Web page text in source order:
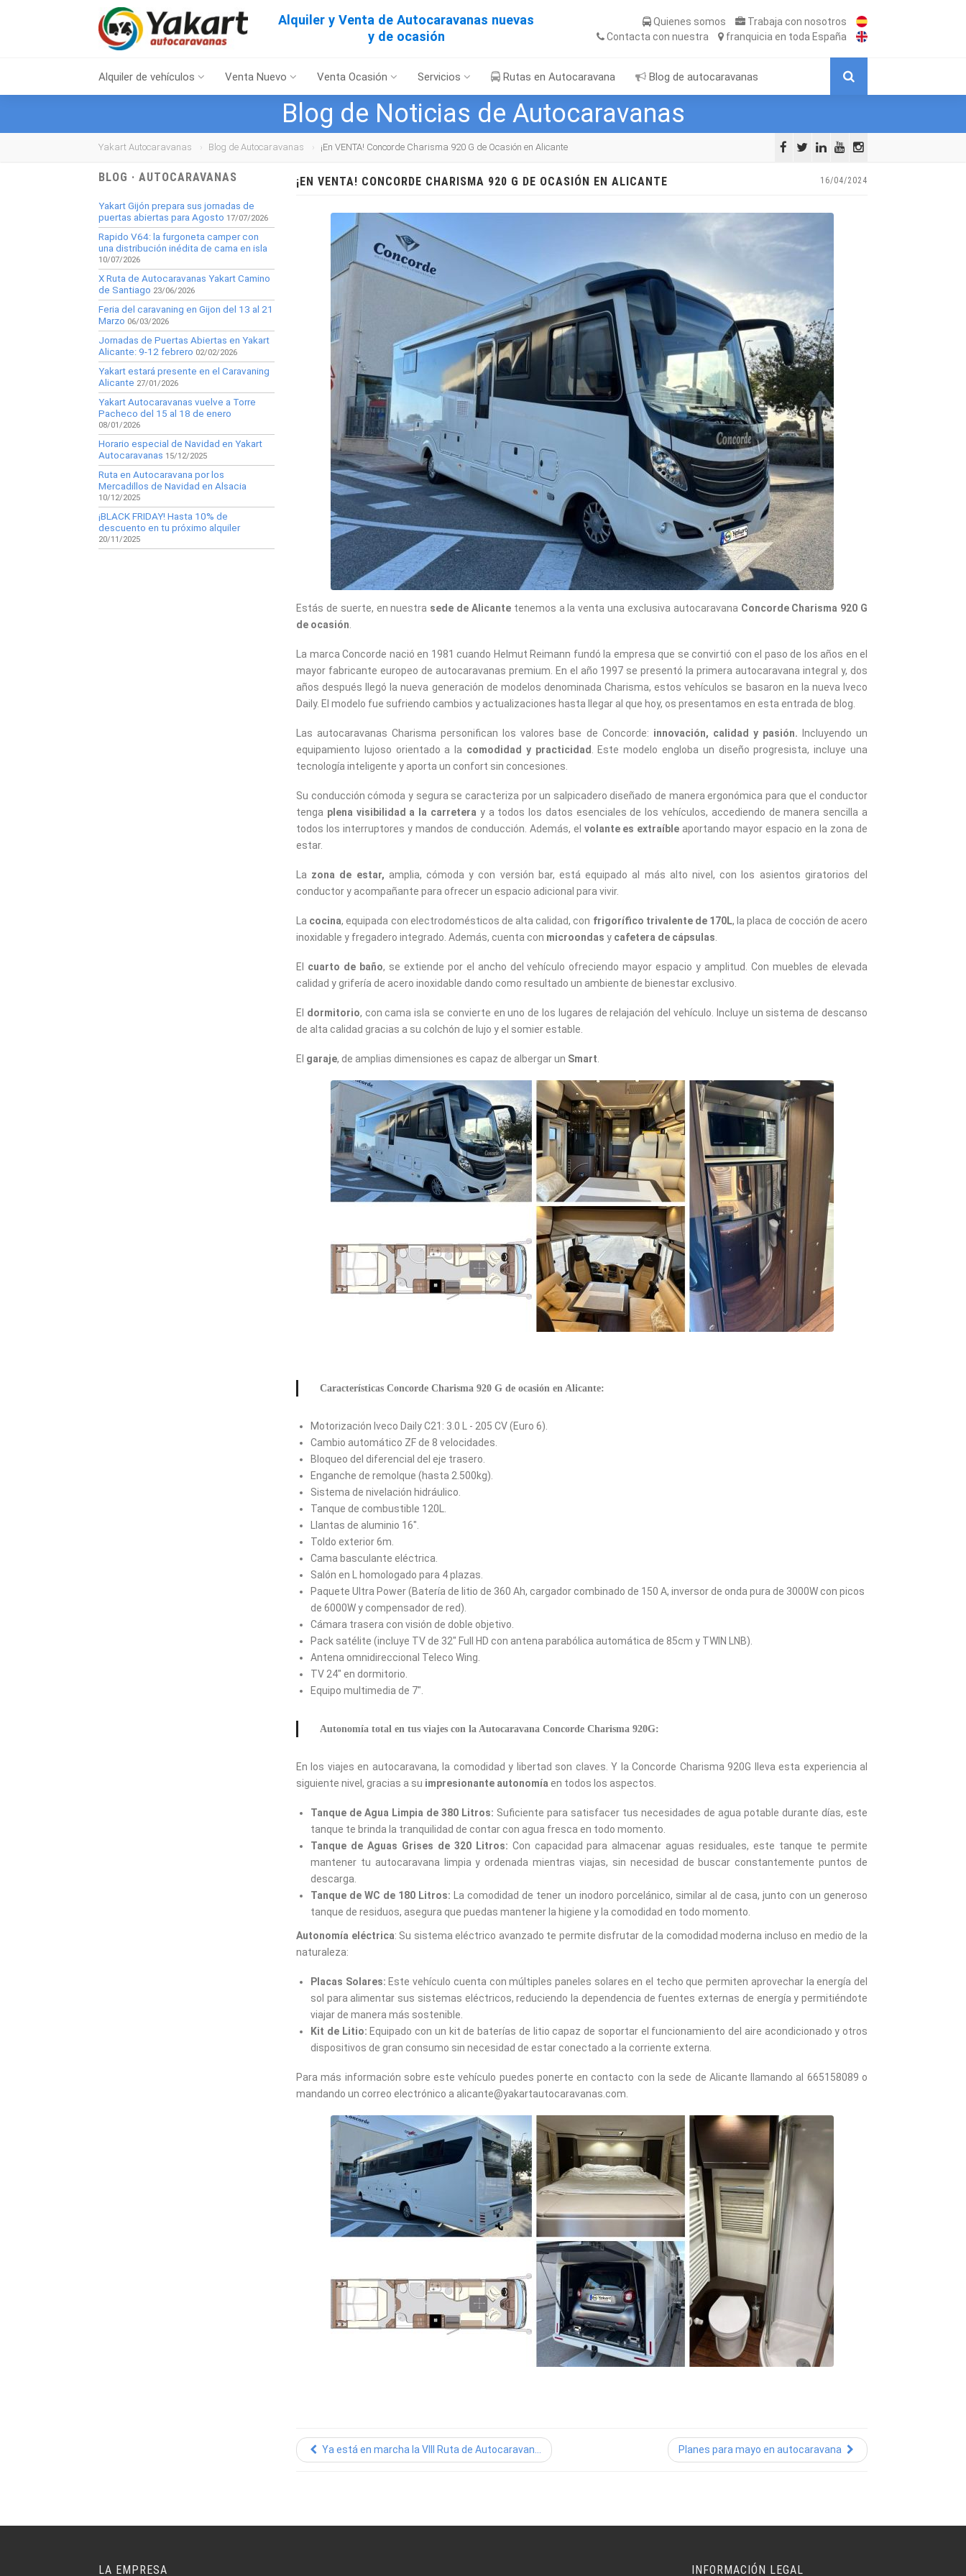
Alquiler y Venta de Autocaravanas nuevas
y de ocasión
Quienes somos Trabaja con nosotros
Contacta con nuestra franquicia en toda España
Alquiler de vehículos Venta Nuevo Venta Ocasión Servicios Rutas en Autocaravana Blog de autocaravanas
Blog de Noticias de Autocaravanas
Yakart Autocaravanas Blog de Autocaravanas ¡En VENTA! Concorde Charisma 920 G de Ocasión en Alicante
BLOG · AUTOCARAVANAS
Yakart Gijón prepara sus jornadas de
puertas abiertas para Agosto 17/07/2026
Rapido V64: la furgoneta camper con
una distribución inédita de cama en isla
10/07/2026
X Ruta de Autocaravanas Yakart Camino
de Santiago 23/06/2026
Feria del caravaning en Gijon del 13 al 21
Marzo 06/03/2026
Jornadas de Puertas Abiertas en Yakart
Alicante: 9-12 febrero 02/02/2026
Yakart estará presente en el Caravaning
Alicante 27/01/2026
Yakart Autocaravanas vuelve a Torre
Pacheco del 15 al 18 de enero
08/01/2026
Horario especial de Navidad en Yakart
Autocaravanas 15/12/2025
Ruta en Autocaravana por los
Mercadillos de Navidad en Alsacia
10/12/2025
¡BLACK FRIDAY! Hasta 10% de
descuento en tu próximo alquiler
20/11/2025
¡EN VENTA! CONCORDE CHARISMA 920 G DE OCASIÓN EN ALICANTE 16/04/2024
Estás de suerte, en nuestra sede de Alicante tenemos a la venta una exclusiva autocaravana Concorde Charisma 920 G
de ocasión
La marca Concorde nació en 1981 cuando Helmut Reimann fundó la empresa que se convirtió con el paso de los años en el
mayor fabricante europeo de autocaravanas premium. En el año 1997 se presentó la primera autocaravana integral y, dos
años después llegó la nueva generación de modelos denominada Charisma, estos vehículos se basaron en la nueva Iveco
Daily. El modelo fue sufriendo cambios y actualizaciones hasta llegar al que hoy, os presentamos en esta entrada de blog.
Las autocaravanas Charisma personifican los valores base de Concorde: innovación, calidad y pasión. Incluyendo un
equipamiento lujoso orientado a la comodidad y practicidad
. Este modelo engloba un diseño progresista, incluye una
tecnología inteligente y aporta un confort sin concesiones.
Su conducción cómoda y segura se caracteriza por un salpicadero diseñado de manera ergonómica para que el conductor
tenga plena visibilidad a la carretera y a todos los datos esenciales de los vehículos, accediendo de manera sencilla a
todos los interruptores y mandos de conducción. Además, el volante es extraíble aportando mayor espacio en la zona de
estar.
La zona de estar, amplia, cómoda y con versión bar, está equipado al más alto nivel, con los asientos giratorios del
conductor y acompañante para ofrecer un espacio adicional para vivir.
La cocina, equipada con electrodomésticos de alta calidad, con frigorífico trivalente de 170L, la placa de cocción de acero
inoxidable y fregadero integrado. Además, cuenta con microondas y cafetera de cápsulas
El cuarto de baño, se extiende por el ancho del vehículo ofreciendo mayor espacio y amplitud. Con muebles de elevada
calidad y grifería de acero inoxidable dando como resultado un ambiente de bienestar exclusivo.
El dormitorio, con cama isla se convierte en uno de los lugares de relajación del vehículo. Incluye un sistema de descanso
de alta calidad gracias a su colchón de lujo y el somier estable.
El garaje, de amplias dimensiones es capaz de albergar un Smart
Características Concorde Charisma 920 G de ocasión en Alicante:
Motorización Iveco Daily C21: 3.0 L - 205 CV (Euro 6).
Cambio automático ZF de 8 velocidades.
Bloqueo del diferencial del eje trasero.
Enganche de remolque (hasta 2.500kg).
Sistema de nivelación hidráulico.
Tanque de combustible 120L.
Llantas de aluminio 16".
Toldo exterior 6m.
Cama basculante eléctrica.
Salón en L homologado para 4 plazas.
Paquete Ultra Power (Batería de litio de 360 Ah, cargador combinado de 150 A, inversor de onda pura de 3000W con picos
de 6000W y compensador de red).
Cámara trasera con visión de doble objetivo.
Pack satélite (incluye TV de 32" Full HD con antena parabólica automática de 85cm y TWIN LNB).
Antena omnidireccional Teleco Wing.
TV 24" en dormitorio.
Equipo multimedia de 7".
Autonomía total en tus viajes con la Autocaravana Concorde Charisma 920G:
En los viajes en autocaravana, la comodidad y libertad son claves. Y la Concorde Charisma 920G lleva esta experiencia al
siguiente nivel, gracias a su impresionante autonomía en todos los aspectos.
Tanque de Agua Limpia de 380 Litros: Suficiente para satisfacer tus necesidades de agua potable durante días, este
tanque te brinda la tranquilidad de contar con agua fresca en todo momento.
Tanque de Aguas Grises de 320 Litros: Con capacidad para almacenar aguas residuales, este tanque te permite
mantener tu autocaravana limpia y ordenada mientras viajas, sin necesidad de buscar constantemente puntos de
descarga.
Tanque de WC de 180 Litros: La comodidad de tener un inodoro porcelánico, similar al de casa, junto con un generoso
tanque de residuos, asegura que puedas mantener la higiene y la comodidad en todo momento.
Autonomía eléctrica: Su sistema eléctrico avanzado te permite disfrutar de la comodidad moderna incluso en medio de la
naturaleza:
Placas Solares: Este vehículo cuenta con múltiples paneles solares en el techo que permiten aprovechar la energía del
sol para alimentar sus sistemas eléctricos, reduciendo la dependencia de fuentes externas de energía y permitiéndote
viajar de manera más sostenible.
Kit de Litio: Equipado con un kit de baterías de litio capaz de soportar el funcionamiento del aire acondicionado y otros
dispositivos de gran consumo sin necesidad de estar conectado a la corriente externa.
Para más información sobre este vehículo puedes ponerte en contacto con la sede de Alicante llamando al 665158089 o
mandando un correo electrónico a alicante@yakartautocaravanas.com.
Ya está en marcha la VIII Ruta de Autocaravan... Planes para mayo en autocaravana
LA EMPRESA INFORMACIÓN LEGAL